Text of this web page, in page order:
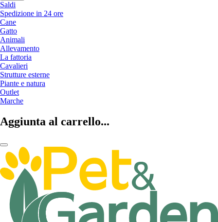
Saldi
Spedizione in 24 ore
Cane
Gatto
Animali
Allevamento
La fattoria
Cavalieri
Strutture esterne
Piante e natura
Outlet
Marche
Aggiunta al carrello...